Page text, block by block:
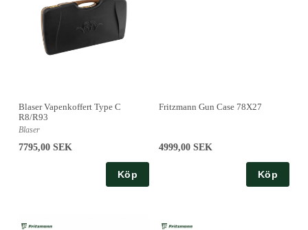
Blaser Vapenkoffert Type C
R8/R93
Blaser
7795,00 SEK
Köp
Fritzmann Gun Case 78X27
4999,00 SEK
Köp